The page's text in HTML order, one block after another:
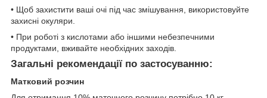
• Щоб захистити ваші очі під час змішування, використовуйте
захисні окуляри.
• При роботі з кислотами або іншими небезпечними
продуктами, вживайте необхідних заходів.
Загальні рекомендації по застосуванню:
Матковий розчин